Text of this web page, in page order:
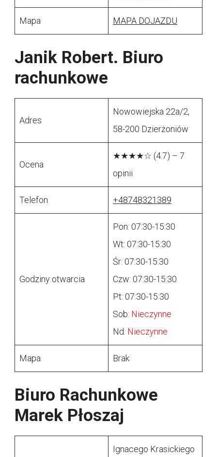
Mapa MAPA DOJAZDU
Janik Robert. Biuro
rachunkowe
Adres
Nowowiejska 22a/2,
58-200 Dzierżoniów
Ocena
★★★★☆ (4.7) – 7
opinii
Telefon +48748321389
Godziny otwarcia
Pon: 07:30-15:30
Wt: 07:30-15:30
Śr: 07:30-15:30
Czw: 07:30-15:30
Pt: 07:30-15:30
Sob: Nieczynne
Nd: Nieczynne
Mapa Brak
Biuro Rachunkowe
Marek Płoszaj
Ignacego Krasickiego